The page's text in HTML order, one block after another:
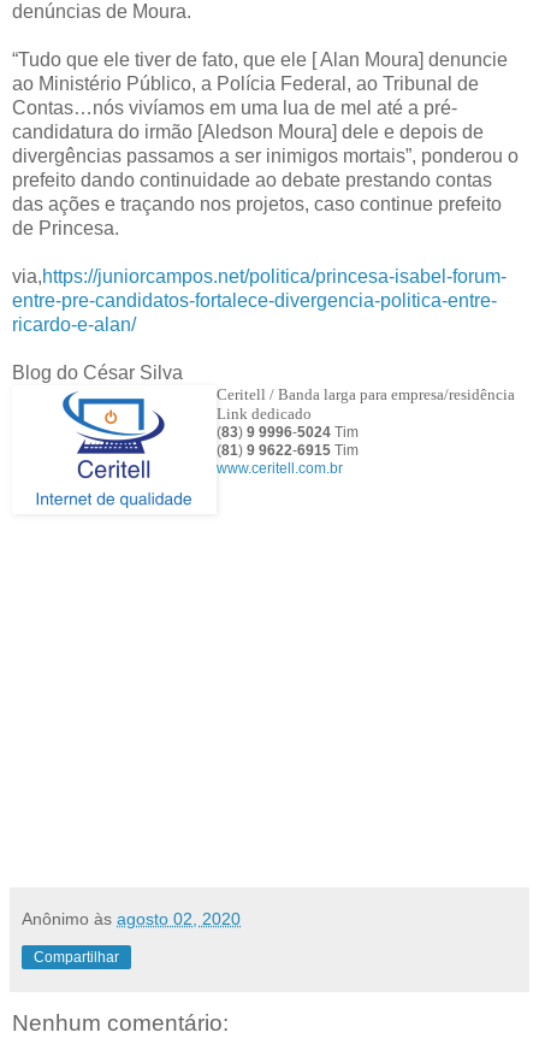
denúncias de Moura.
“Tudo que ele tiver de fato, que ele [ Alan Moura] denuncie
ao Ministério Público, a Polícia Federal, ao Tribunal de
Contas…nós vivíamos em uma lua de mel até a pré-
candidatura do irmão [Aledson Moura] dele e depois de
divergências passamos a ser inimigos mortais”, ponderou o
prefeito dando continuidade ao debate prestando contas
das ações e traçando nos projetos, caso continue prefeito
de Princesa.
via,https://juniorcampos.net/politica/princesa-isabel-forum-
entre-pre-candidatos-fortalece-divergencia-politica-entre-
ricardo-e-alan/
Blog do César Silva
Ceritell / Banda larga para empresa/residência
Link dedicado
(83) 9 9996-5024 Tim
(81) 9 9622-6915 Tim
www.ceritell.com.br
Anônimo às agosto 02, 2020
Compartilhar
Nenhum comentário: